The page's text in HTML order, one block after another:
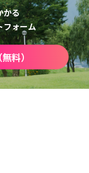
かる
フォーム
料）